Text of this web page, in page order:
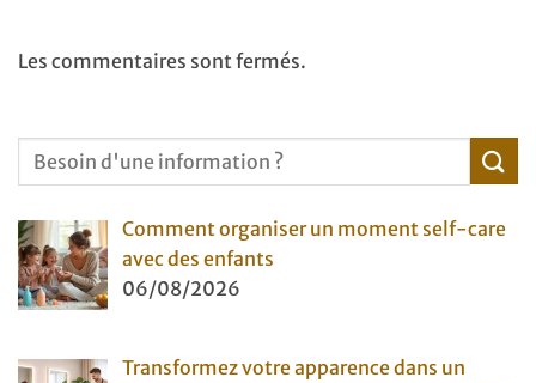
Les commentaires sont fermés.
Comment organiser un moment self-care
avec des enfants
06/08/2026
Transformez votre apparence dans un